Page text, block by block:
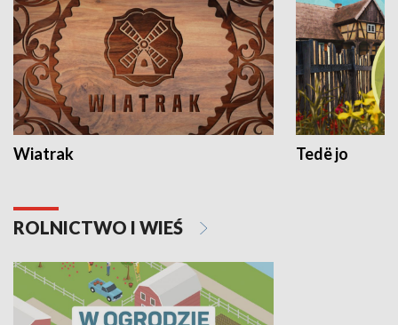
Wiatrak Tedë jo
ROLNICTWO I WIEŚ